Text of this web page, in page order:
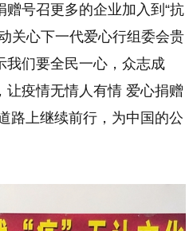
号召更多的企业加入到“抗
关心下一代爱心行组委会贵
我们要全民一心，众志成
让疫情无情人有情 爱心捐赠
路上继续前行，为中国的公